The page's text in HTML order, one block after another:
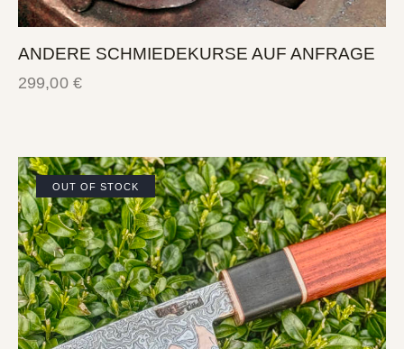
ANDERE SCHMIEDEKURSE AUF ANFRAGE
299,00 €
OUT OF STOCK